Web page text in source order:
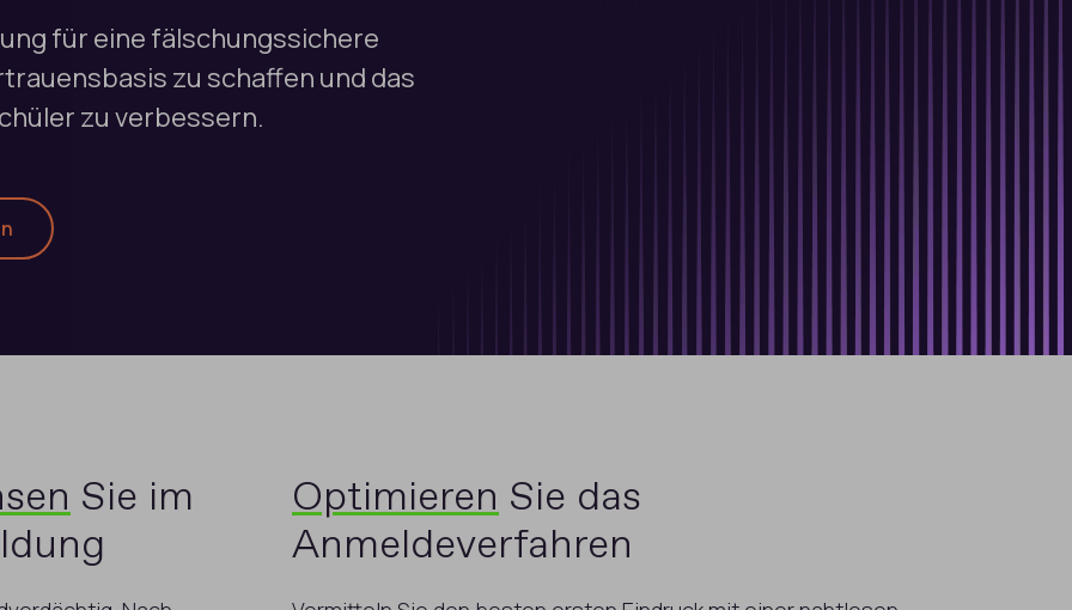
für eine fälschungssichere
zu schaffen und das
zu verbessern.
Sie im
Optimieren Sie das
Anmeldeverfahren